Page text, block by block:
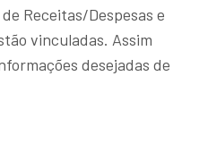
Receitas/Despesas e
vinculadas. Assim
desejadas de